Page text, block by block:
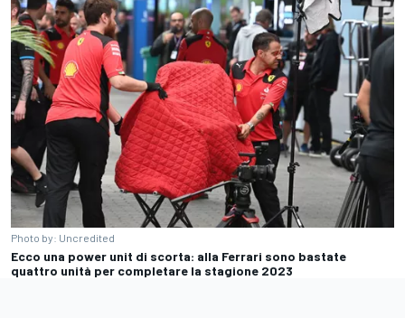
Photo by: Uncredited
Ecco una power unit di scorta: alla Ferrari sono bastate
quattro unità per completare la stagione 2023